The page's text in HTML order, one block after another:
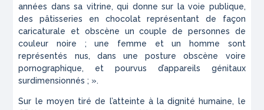
années dans sa vitrine, qui donne sur la voie publique,
des pâtisseries en chocolat représentant de façon
caricaturale et obscène un couple de personnes de
couleur noire ; une femme et un homme sont
représentés nus, dans une posture obscène voire
pornographique, et pourvus d’appareils génitaux
surdimensionnés ; ».
Sur le moyen tiré de l’atteinte à la dignité humaine, le